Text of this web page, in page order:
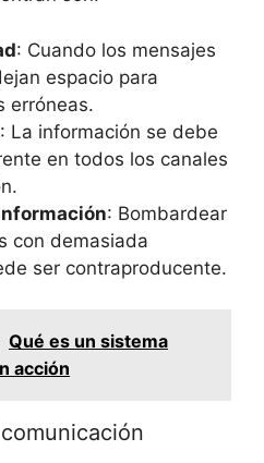
: Cuando los mensajes
espacio para
erróneas.
: La información se debe
en todos los canales
: Bombardear
con demasiada
ser contraproducente.
Qué es un sistema
acción